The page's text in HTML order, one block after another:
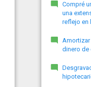
Compré
una
reflejo en
dinero de